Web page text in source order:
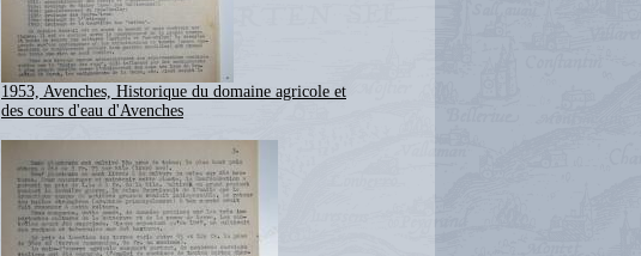
1953, Avenches, Historique du domaine agricole et
des cours d'eau d'Avenches